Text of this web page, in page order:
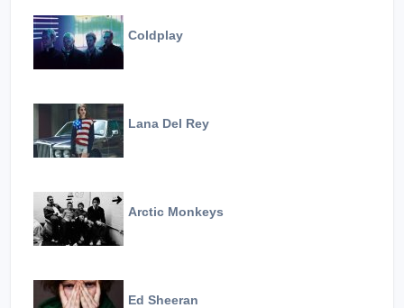
Coldplay
Lana Del Rey
Arctic Monkeys
Ed Sheeran